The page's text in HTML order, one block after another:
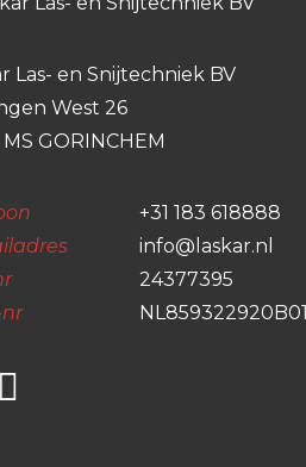
Las- en Snijtechniek BV
West 26
GORINCHEM
+31 183 618888
info@laskar.nl
24377395
nr
NL859322920B01